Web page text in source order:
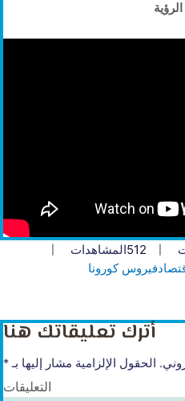
512المشاهدات
فيروس كورونا
أترك تعليقاتك هنا
الحقول الإلزامية مشار إليها بـ*
التعليقات